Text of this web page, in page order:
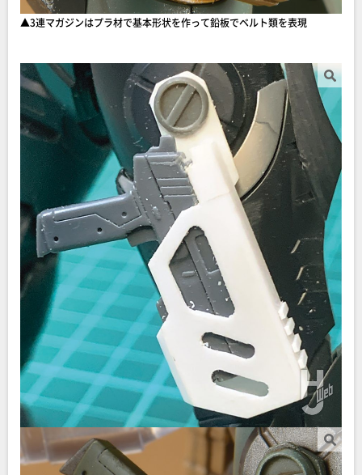
▲︎3連マガジンはプラ材で基本形状を作って鉛板でベルト類を表現